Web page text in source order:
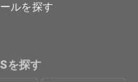
ルを探す
を探す